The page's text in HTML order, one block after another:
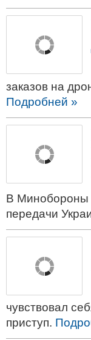
заказов на
Подробней »
В Минобороны
передачи
чувствовал
приступ.